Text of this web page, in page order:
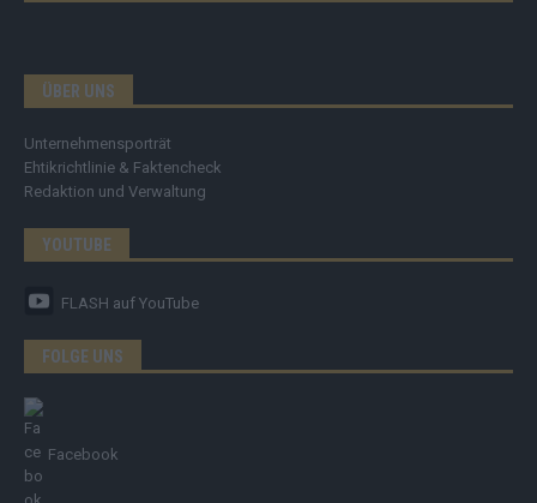
ÜBER UNS
Unternehmensporträt
Ehtikrichtlinie & Faktencheck
Redaktion und Verwaltung
YOUTUBE
FLASH auf YouTube
FOLGE UNS
Facebook